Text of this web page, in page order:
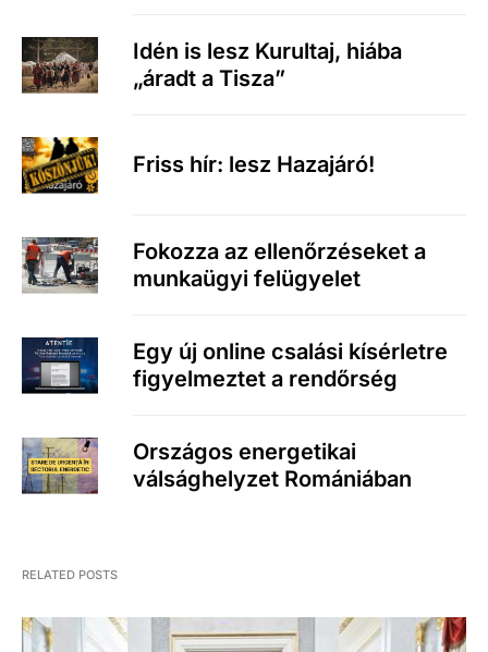
Idén is lesz Kurultaj, hiába
„áradt a Tisza”
Friss hír: lesz Hazajáró!
Fokozza az ellenőrzéseket a
munkaügyi felügyelet
Egy új online csalási kísérletre
figyelmeztet a rendőrség
Országos energetikai
válsághelyzet Romániában
RELATED POSTS